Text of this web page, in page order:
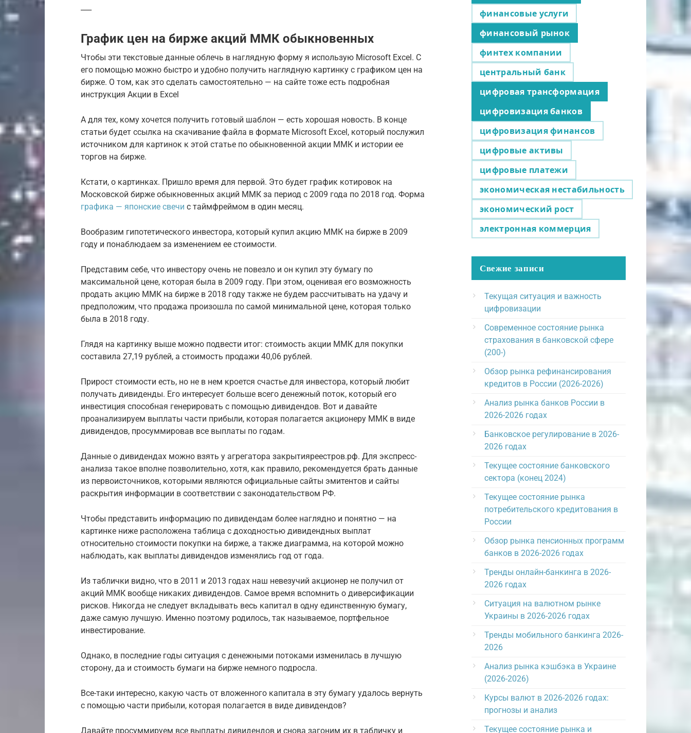
График цен на бирже акций ММК обыкновенных
Чтобы эти текстовые данные облечь в наглядную форму я использую Microsoft Excel. С
его помощью можно быстро и удобно получить наглядную картинку с графиком цен на
бирже. О том, как это сделать самостоятельно — на сайте тоже есть подробная
инструкция Акции в Excel
А для тех, кому хочется получить готовый шаблон — есть хорошая новость. В конце
статьи будет ссылка на скачивание файла в формате Microsoft Excel, который послужил
источником для картинок к этой статье по обыкновенной акции ММК и истории ее
торгов на бирже.
Кстати, о картинках. Пришло время для первой. Это будет график котировок на
Московской бирже обыкновенных акций ММК за период с 2009 года по 2018 год. Форма
графика — японские свечи с таймфреймом в один месяц.
Вообразим гипотетического инвестора, который купил акцию ММК на бирже в 2009
году и понаблюдаем за изменением ее стоимости.
Представим себе, что инвестору очень не повезло и он купил эту бумагу по
максимальной цене, которая была в 2009 году. При этом, оценивая его возможность
продать акцию ММК на бирже в 2018 году также не будем рассчитывать на удачу и
предположим, что продажа произошла по самой минимальной цене, которая только
была в 2018 году.
Глядя на картинку выше можно подвести итог: стоимость акции ММК для покупки
составила 27,19 рублей, а стоимость продажи 40,06 рублей.
Прирост стоимости есть, но не в нем кроется счастье для инвестора, который любит
получать дивиденды. Его интересует больше всего денежный поток, который его
инвестиция способная генерировать с помощью дивидендов. Вот и давайте
проанализируем выплаты части прибыли, которая полагается акционеру ММК в виде
дивидендов, просуммировав все выплаты по годам.
Данные о дивидендах можно взять у агрегатора закрытияреестров.рф. Для экспресс-
анализа такое вполне позволительно, хотя, как правило, рекомендуется брать данные
из первоисточников, которыми являются официальные сайты эмитентов и сайты
раскрытия информации в соответствии с законодательством РФ.
Чтобы представить информацию по дивидендам более наглядно и понятно — на
картинке ниже расположена таблица с доходностью дивидендных выплат
относительно стоимости покупки на бирже, а также диаграмма, на которой можно
наблюдать, как выплаты дивидендов изменялись год от года.
Из таблички видно, что в 2011 и 2013 годах наш невезучий акционер не получил от
акций ММК вообще никаких дивидендов. Самое время вспомнить о диверсификации
рисков. Никогда не следует вкладывать весь капитал в одну единственную бумагу,
даже самую лучшую. Именно поэтому родилось, так называемое, портфельное
инвестирование.
Однако, в последние годы ситуация с денежными потоками изменилась в лучшую
сторону, да и стоимость бумаги на бирже немного подросла.
Все-таки интересно, какую часть от вложенного капитала в эту бумагу удалось вернуть
с помощью части прибыли, которая полагается в виде дивидендов?
Давайте просуммируем все выплаты дивидендов и снова загоним их в табличку и
финансовые услуги
финансовый рынок
финтех компании
центральный банк
цифровая трансформация
цифровизация банков
цифровизация финансов
цифровые активы
цифровые платежи
экономическая нестабильность
экономический рост
электронная коммерция
Свежие записи
Текущая ситуация и важность
цифровизации
Современное состояние рынка
страхования в банковской сфере
(200-)
Обзор рынка рефинансирования
кредитов в России (2026-2026)
Анализ рынка банков России в
2026-2026 годах
Банковское регулирование в 2026-
2026 годах
Текущее состояние банковского
сектора (конец 2024)
Текущее состояние рынка
потребительского кредитования в
России
Обзор рынка пенсионных программ
банков в 2026-2026 годах
Тренды онлайн-банкинга в 2026-
2026 годах
Ситуация на валютном рынке
Украины в 2026-2026 годах
Тренды мобильного банкинга 2026-
2026
Анализ рынка кэшбэка в Украине
(2026-2026)
Курсы валют в 2026-2026 годах:
прогнозы и анализ
Текущее состояние рынка и